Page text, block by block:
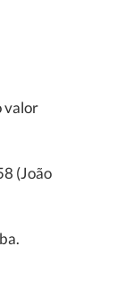
valor
(João